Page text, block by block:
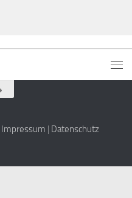
Impressum | Datenschutz